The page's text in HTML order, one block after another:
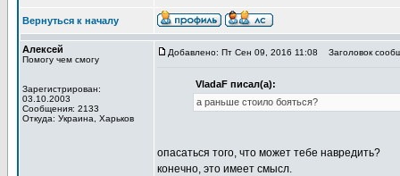
Вернуться к началу
Алексей
Помогу чем смогу
Зарегистрирован:
03.10.2003
Сообщения: 2133
Откуда: Украина, Харьков
Добавлено: Пт Сен 09, 2016 11:08 Заголовок
VladaF писал(а):
а раньше стоило бояться?
опасаться того, что может тебе навредить?
конечно, это имеет смысл.